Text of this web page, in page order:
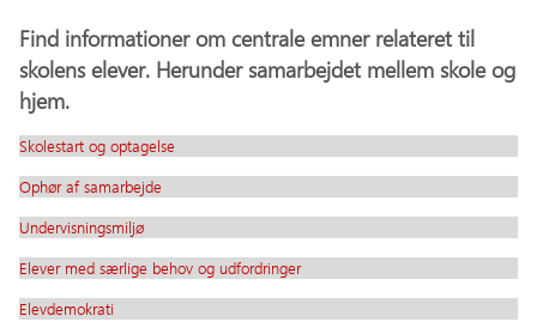
Find informationer om centrale emner relateret til
skolens elever. Herunder samarbejdet mellem skole og
hjem.
Skolestart og optagelse
Ophør af samarbejde
Undervisningsmiljø
Elever med særlige behov og udfordringer
Elevdemokrati